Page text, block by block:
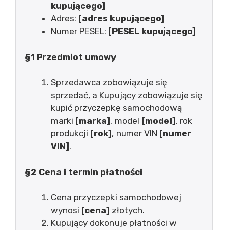
kupującego]
Adres: [adres kupującego]
Numer PESEL: [PESEL kupującego]
§1 Przedmiot umowy
Sprzedawca zobowiązuje się
sprzedać, a Kupujący zobowiązuje się
kupić przyczepkę samochodową
marki [marka] , model [model] , rok
produkcji [rok] , numer VIN [numer
VIN] .
§2 Cena i termin płatności
Cena przyczepki samochodowej
wynosi [cena] złotych.
Kupujący dokonuje płatności w